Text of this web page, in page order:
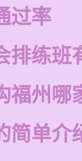
过率
排练班
福州哪
简单介